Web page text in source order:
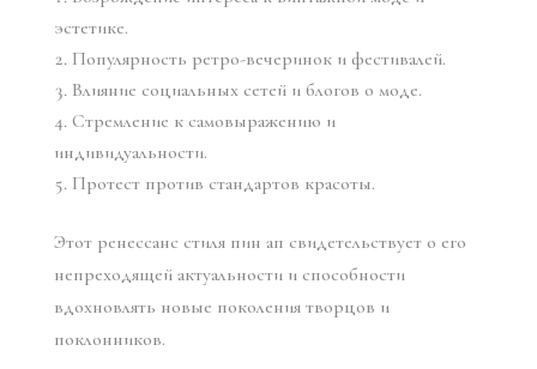
эстетике.
Популярность ретро-вечеринок и фестивалей.
Влияние социальных сетей и блогов о моде.
Стремление к самовыражению и
индивидуальности.
Протест против стандартов красоты.
Этот ренессанс стиля пин ап свидетельствует о его
непреходящей актуальности и способности
вдохновлять новые поколения творцов и
поклонников.